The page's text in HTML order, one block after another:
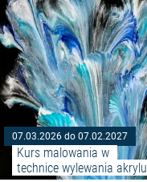
07.03.2026 do 07.02.2027
Kurs malowania w
technice wylewania akrylu